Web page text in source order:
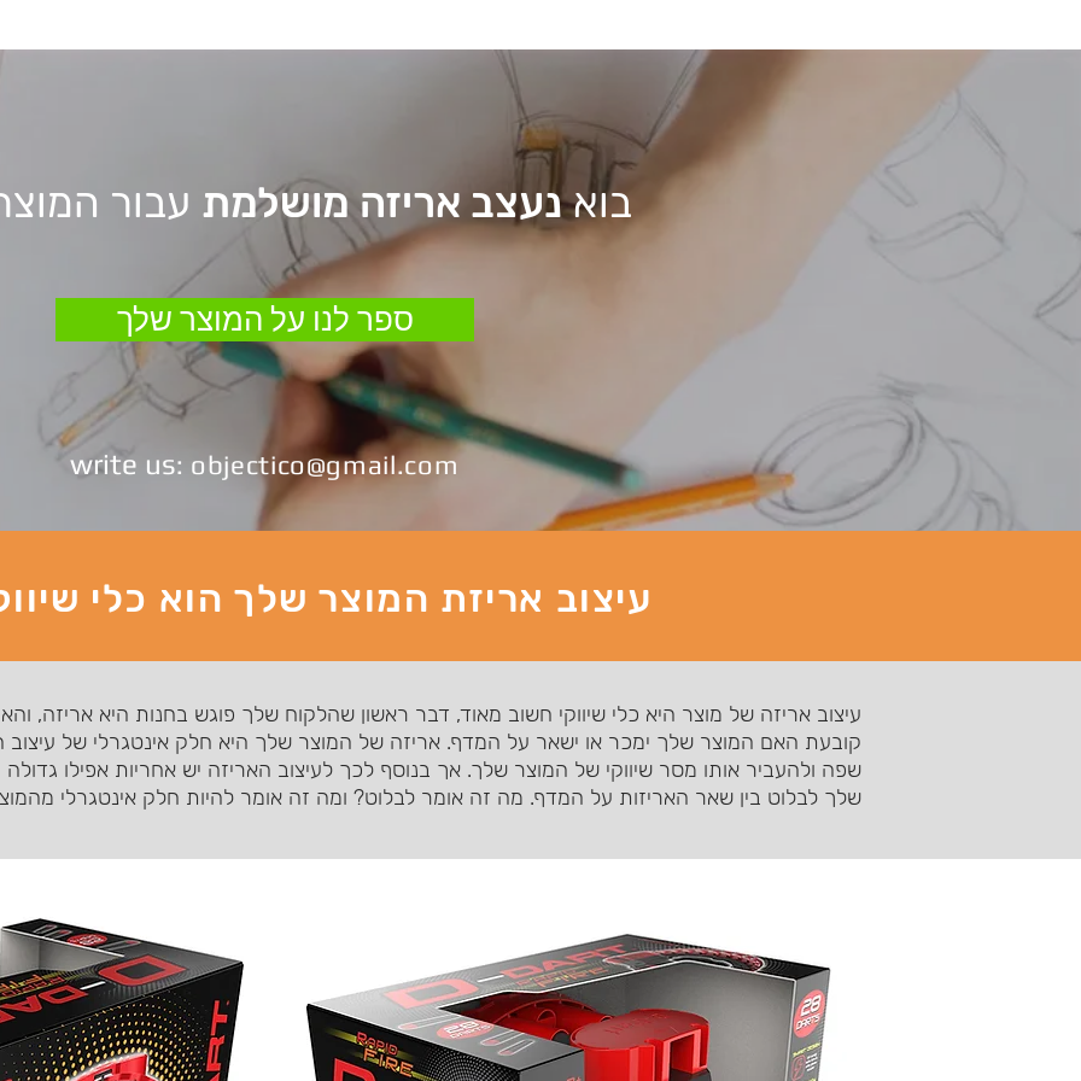
בואנעצב אריזה מושלמת עבור
ספר לנו על המוצר שלך
write us: objectico@gmail.com
עיצוב אריזת המוצר שלך הוא כלי
עיצוב אריזה של מוצר היא כלי שיווקי חשוב מאוד, דבר ראשון שהלקוח שלך פוגש בחנות היא אריזה,
קובעת האם המוצר שלך ימכר או ישאר על המדף. אריזה של המוצר שלך היא חלק אינטגרלי של
שפה ולהעביר אותו מסר שיווקי של המוצר שלך. אך בנוסף לכך לעיצוב האריזה יש אחריות אפילו
שלך לבלוט בין שאר האריזות על המדף. מה זה אומר לבלוט? ומה זה אומר להיות חלק אינטגרלי